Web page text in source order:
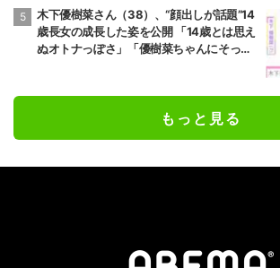
木下優樹菜さん（38）、“顔出しが話題”14
歳長女の成長した姿を公開 「14歳とは思え
ぬオトナっぽさ」「優樹菜ちゃんにそっく
もっと見る